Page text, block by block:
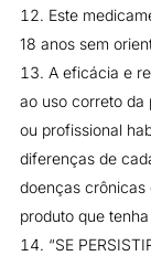
Este
18 anos sem
A eficácia e
ao uso correto da
ou profissional
diferenças de
doenças crônicas
produto que
“SE